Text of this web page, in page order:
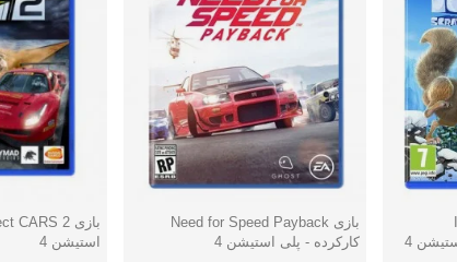
دوست داشتن
بازی Need for Speed Payback
کارکرده - پلی استیشن 4
دوست
استیشن 4